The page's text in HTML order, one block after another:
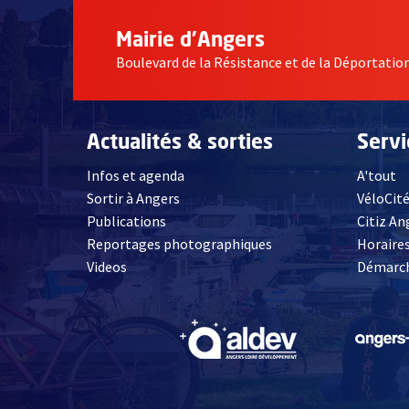
Mairie d'Angers
Boulevard de la Résistance et de la Déportation
Actualités & sorties
Infos et agenda
Sortir à Angers
Publications
Reportages photographiques
Videos, Ouvre une nouvelle fenêtre
A'tout
VéloCité
Citiz
, Ouvre une